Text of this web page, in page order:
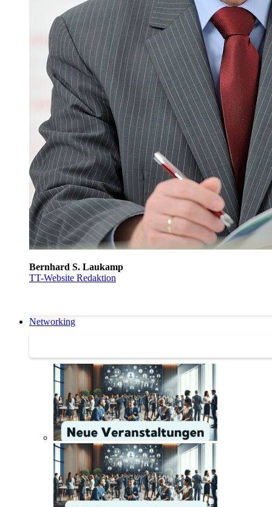
Bernhard S. Laukamp
TT-Website Redaktion
Networking